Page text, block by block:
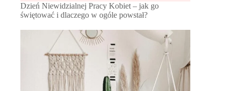
Dzień Niewidzialnej Pracy Kobiet – jak go
świętować i dlaczego w ogóle powstał?